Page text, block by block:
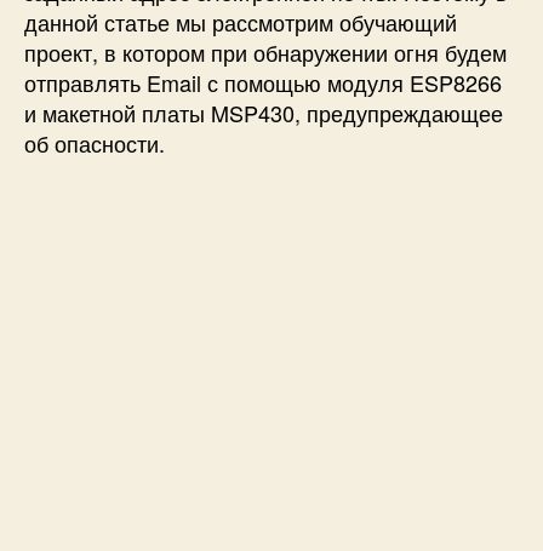
с
п
о
м
данной статье мы рассмотрим обучающий
проект, в котором при обнаружении огня будем
отправлять Email с помощью модуля ESP8266
и макетной платы MSP430, предупреждающее
об опасности.